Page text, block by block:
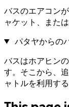
バスのエアコン
ャケット、また
パタヤからの
バスはホアヒン
す。そこから、
ャトルを利用す